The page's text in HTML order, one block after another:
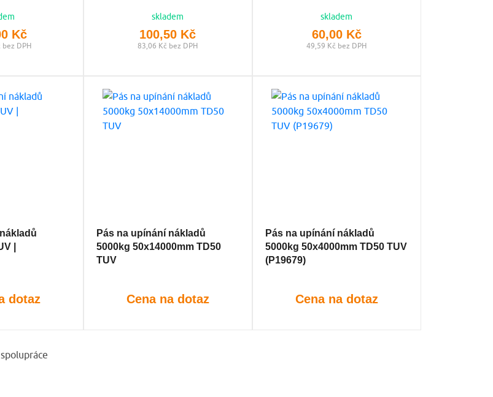
Kč
bez DPH
skladem
100,50 Kč
83,06 Kč bez DPH
skladem
60,00 Kč
49,59 Kč bez DPH
|
dotaz
Pás na upínání nákladů
5000kg 50x14000mm TD50
TUV
Cena na dotaz
Pás na upínání nákladů
5000kg 50x4000mm TD50 TUV
(P19679)
Cena na dotaz